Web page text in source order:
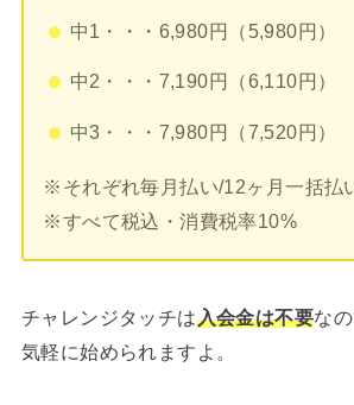
中1・・・6,980円（5,980円）
中2・・・7,190円（6,110円）
中3・・・7,980円（7,520円）
※それぞれ毎月払い/12ヶ月一括払
※すべて税込・消費税率10%
チャレンジタッチは入会金は不要な
気軽に始められますよ。